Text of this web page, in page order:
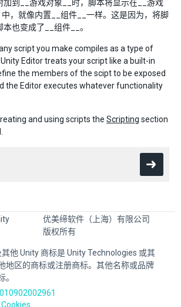
加到__游戏对象__时，脚本将显示在__游戏
中，就像内置__组件__一样。这是因为，将脚
也变成了__组件__。
script you make compiles as a type of
Editor treats your script like a built-in
the members of the scipt to be exposed
the Editor executes whatever functionality
and using scripts the Scripting section
优美缔软件（上海）有限公司
版权所有
他 Unity 商标是 Unity Technologies 或其
地区的商标或注册商标。其他名称或品牌
。
Cookies